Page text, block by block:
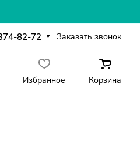
82-72 Заказать звонок
Избранное Корзина